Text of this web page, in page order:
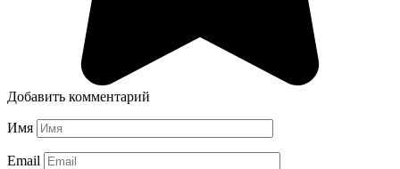
Добавить комментарий
Имя
Email